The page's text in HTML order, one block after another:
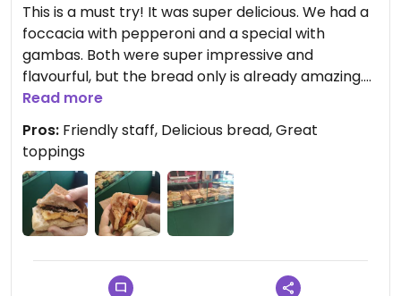
This is a must try! It was super delicious. We had a
foccacia with pepperoni and a special with
gambas. Both were super impressive and
flavourful, but the bread only is already amazing.
The staff is super friendly and gave us an English
version of the menu on his phone to look at. If
you're in Milan, you have to go! We're definitely
coming back later to try the sweet foccacia.
Read more
Pros: Friendly staff, Delicious bread, Great
toppings